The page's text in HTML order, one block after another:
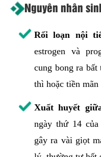
Nguyên nhân
Rối loạn nội
estrogen và
cung bong ra
thì hoặc tiền
Xuất huyết
ngày thứ 14
gây ra vài giọt